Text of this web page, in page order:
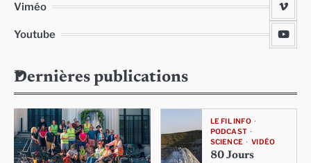
Viméo
Youtube
Dernières publications
LE FIL INFO
PODCAST
SCIENCE
VIDÉO
80 Jours